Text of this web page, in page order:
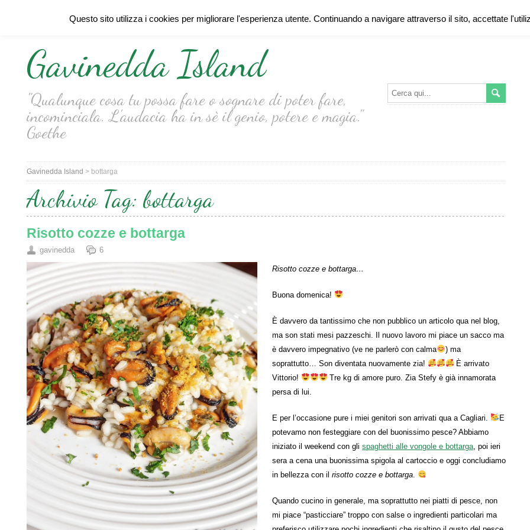
Gavinedda Island
"Qualunque cosa tu possa fare o sognare di poter fare,
incominciala. L'audacia ha in sè il genio, potere e magia."
Goethe
Gavinedda Island > bottarga
Archivio Tag: bottarga
Risotto cozze e bottarga
gavinedda 6
Risotto cozze e bottarga…
Buona domenica!
È davvero da tantissimo che non pubblico un articolo qua nel blog,
ma son stati mesi pazzeschi. Il nuovo lavoro mi piace un sacco ma
è davvero impegnativo (ve ne parlerò con calma
) ma
soprattutto… Son diventata nuovamente zia!
È arrivato
Vittorio!
Tre kg di amore puro. Zia Stefy è già innamorata
persa di lui.
E per l’occasione pure i miei genitori son arrivati qua a Cagliari.
E
potevamo non festeggiare con del buonissimo pesce? Abbiamo
iniziato il weekend con gli spaghetti alle vongole e bottarga, poi ieri
sera a cena una buonissima spigola al cartoccio e oggi concludiamo
in bellezza con il risotto cozze e bottarga.
Quando cucino in generale, ma soprattutto nei piatti di pesce, non
mi piace “pasticciare” troppo con salse o ingredienti particolari ma
Questo sito utilizza i cookies per migliorare l'esperienza utente. Continuando a navigare attraverso il sito, accettate